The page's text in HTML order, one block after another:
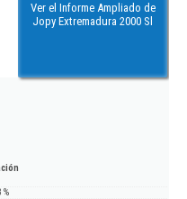
Ver el Informe Ampliado de
Jopy Extremadura 2000 Sl
%